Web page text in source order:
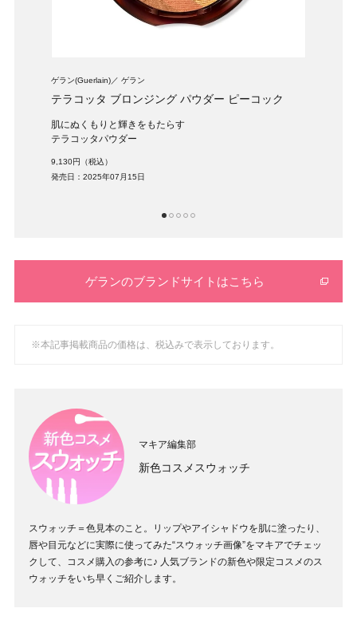
ゲラン(Guerlain) ゲラン
テラコッタ ブロンジング パウダー ピーコック
肌にぬくもりと輝きをもたらす
テラコッタパウダー
9,130円（税込）
発売日：2025年07月15日
ゲランのブランドサイトはこちら
※本記事掲載商品の価格は、税込みで表示しております。
マキア編集部
新色コスメスウォッチ
スウォッチ＝色見本のこと。リップやアイシャドウを肌に塗ったり、
唇や目元などに実際に使ってみた“スウォッチ画像”をマキアでチェッ
クして、コスメ購入の参考に♪ 人気ブランドの新色や限定コスメのス
ウォッチをいち早くご紹介します。